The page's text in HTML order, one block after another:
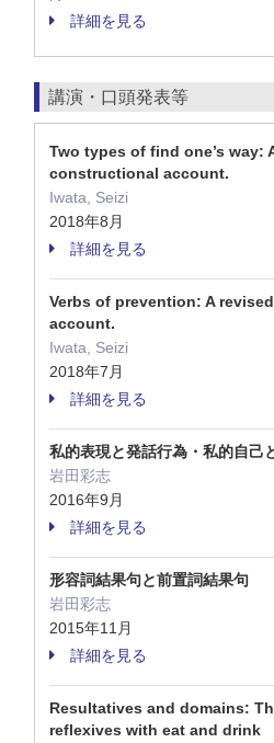
詳細を見る
講演・口頭発表等
Two types of find one’s way:
constructional account.
Iwata, Seizi
2018年8月
詳細を見る
Verbs of prevention: A
account.
Iwata, Seizi
2018年7月
詳細を見る
私的表現と発話行為・私的自己
岩田彩志
2016年9月
詳細を見る
形容詞結果句と前置詞結果句
岩田彩志
2015年11月
詳細を見る
Resultatives and domains:
reflexives with eat and drink